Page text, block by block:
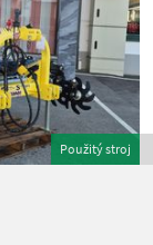
Použitý stroj